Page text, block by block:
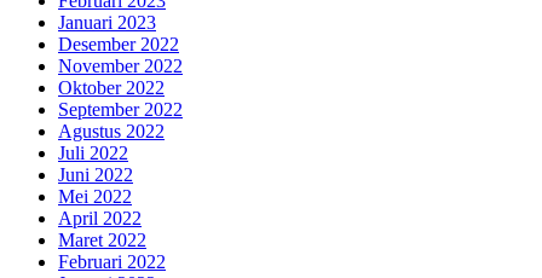
Januari 2023
Desember 2022
November 2022
Oktober 2022
September 2022
Agustus 2022
Juli 2022
Juni 2022
Mei 2022
April 2022
Maret 2022
Februari 2022